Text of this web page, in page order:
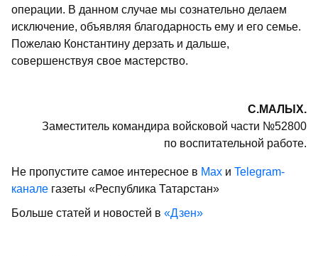
операции. В данном случае мы сознательно делаем
исключение, объявляя благодарность ему и его семье.
Пожелаю Константину дерзать и дальше,
совершенствуя свое мастерство.
С.МАЛЫХ.
Заместитель командира войсковой части №52800
по воспитательной работе.
Не пропустите самое интересное в Max и Telegram-
канале газеты «Республика Татарстан»
Больше статей и новостей в «Дзен»